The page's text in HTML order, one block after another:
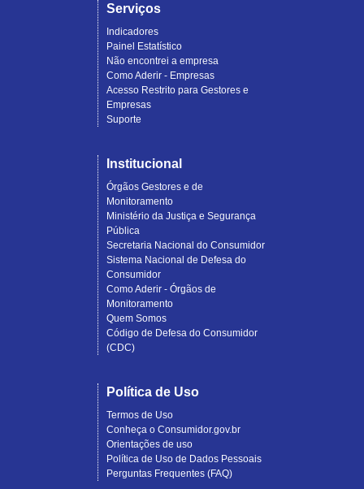
Serviços
Indicadores
Painel Estatístico
Não encontrei a empresa
Como Aderir - Empresas
Acesso Restrito para Gestores e
Empresas
Suporte
Institucional
Órgãos Gestores e de
Monitoramento
Ministério da Justiça e Segurança
Pública
Secretaria Nacional do Consumidor
Sistema Nacional de Defesa do
Consumidor
Como Aderir - Órgãos de
Monitoramento
Quem Somos
Código de Defesa do Consumidor
(CDC)
Política de Uso
Termos de Uso
Conheça o Consumidor.gov.br
Orientações de uso
Política de Uso de Dados Pessoais
Perguntas Frequentes (FAQ)